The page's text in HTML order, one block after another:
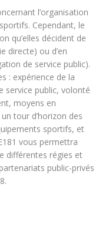
l’organisation
Cependant, le
qu’elles décident de
directe) ou d’en
de service public).
: expérience de la
service public, volonté
moyens en
tour d’horizon des
sportifs, et
vous permettra
différentes régies et
public-privés